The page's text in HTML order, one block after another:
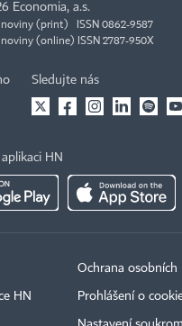
Economia, a.s.
noviny (print) ISSN 0862-9587
noviny (online) ISSN 2787-950X
Sledujte nás
HN
HN
Ochrana osobních
Prohlášení o